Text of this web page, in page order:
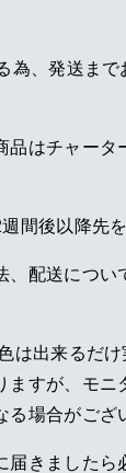
為、発送まで
品はチャータ
間後以降先
、配送につい
は出来るだ
ますが、モニ
る場合がござ
届きましたら